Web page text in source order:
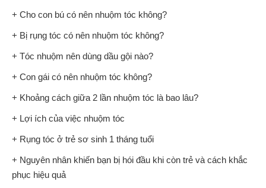
+ Cho con bú có nên nhuộm tóc không?
+ Bị rụng tóc có nên nhuộm tóc không?
+ Tóc nhuộm nên dùng dầu gội nào?
+ Con gái có nên nhuộm tóc không?
+ Khoảng cách giữa 2 lần nhuộm tóc là bao lâu?
+ Lợi ích của việc nhuộm tóc
+ Rụng tóc ở trẻ sơ sinh 1 tháng tuổi
+ Nguyên nhân khiến bạn bị hói đầu khi còn trẻ và cách khắc
phục hiệu quả